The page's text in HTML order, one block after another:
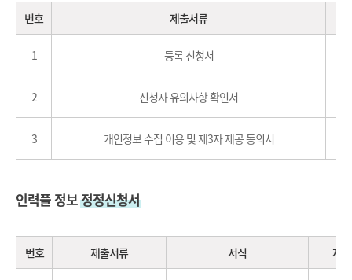
번호 제출서류
1 등록 신청서
2 신청자 유의사항 확인서
3 개인정보 수집 이용 및 제3자 제공 동의서
인력풀 정보정정신청서
번호 제출서류 서식 제